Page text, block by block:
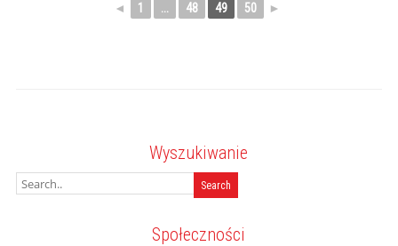
◄ 1 ... 48 49 50 ►
Wyszukiwanie
Społeczności